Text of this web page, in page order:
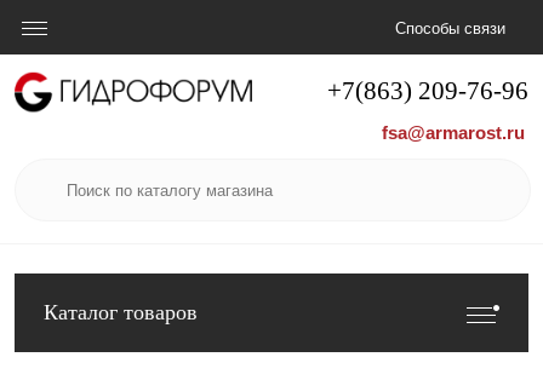
+7(863) 209-76-96
fsa@armarost.ru
Способы связи
Каталог товаров